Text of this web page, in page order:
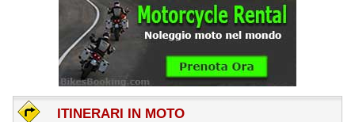
ITINERARI IN MOTO